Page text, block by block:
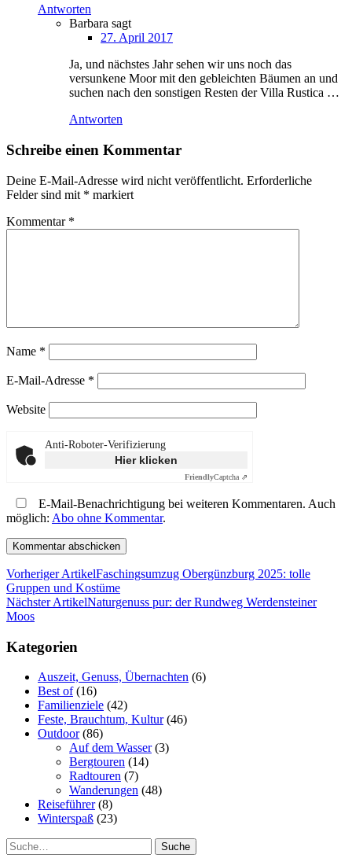
Antworten
Barbara sagt
27. April 2017
Ja, und nächstes Jahr sehen wir uns noch das
versunkene Moor mit den gebleichten Bäumen an und
suchen nach den sonstigen Resten der Villa Rustica …
Antworten
Schreibe einen Kommentar
Deine E-Mail-Adresse wird nicht veröffentlicht. Erforderliche
Felder sind mit * markiert
Kommentar *
Name *
E-Mail-Adresse *
Website
Anti-Roboter-Verifizierung
Hier klicken
FriendlyCaptcha ⇗
E-Mail-Benachrichtigung bei weiteren Kommentaren. Auch
möglich: Abo ohne Kommentar.
Vorheriger ArtikelFaschingsumzug Obergünzburg 2025: tolle
Gruppen und Kostüme
Nächster ArtikelNaturgenuss pur: der Rundweg Werdensteiner
Moos
Kategorien
Auszeit, Genuss, Übernachten (6)
Best of(16)
Familienziele (42)
Feste, Brauchtum, Kultur(46)
Outdoor(86)
Auf dem Wasser(3)
Bergtouren (14)
Radtouren (7)
Wanderungen (48)
Reiseführer(8)
Winterspaß (23)
Suche